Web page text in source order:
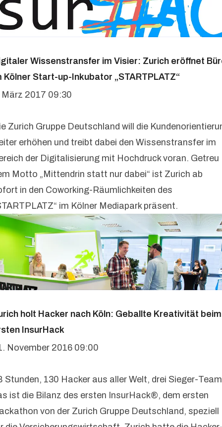
Wissenstransfer im Visier: Zurich eröffnet
Kölner Start-up-Inkubator „STARTPLATZ“
März 2017 09:30
Zurich Gruppe Deutschland will die
erhöhen und treibt dabei den Wissenstransfer im
der Digitalisierung mit Hochdruck voran. Getreu
Motto „Mittendrin statt nur dabei“ ist Zurich ab
in den Coworking-Räumlichkeiten des
im Kölner Mediapark präsent.
holt Hacker nach Köln: Geballte Kreativität beim
InsurHack
November 2016 09:00
Stunden, 130 Hacker aus aller Welt, drei Sieger-
ist die Bilanz des ersten InsurHack®, dem ersten
von der Zurich Gruppe Deutschland, speziell